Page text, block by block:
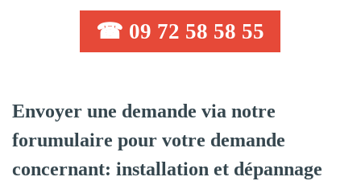
☎ 09 72 58 58 55
Envoyer une demande via notre
forumulaire pour votre demande
concernant: installation et dépannage